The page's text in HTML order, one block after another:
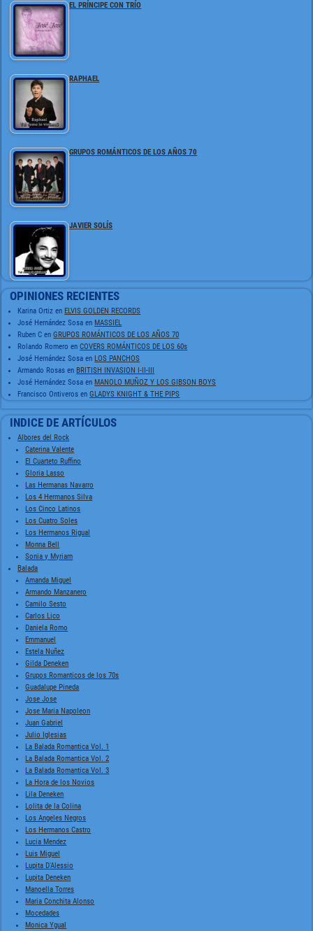
EL PRÍNCIPE CON TRÍO
RAPHAEL
GRUPOS ROMÁNTICOS DE LOS AÑOS 70
JAVIER SOLÍS
OPINIONES RECIENTES
Karina Ortiz enELVIS GOLDEN RECORDS
José Hernández Sosa enMASSIEL
Ruben C enGRUPOS ROMÁNTICOS DE LOS AÑOS 70
Rolando Romero enCOVERS ROMÁNTICOS DE LOS 60s
José Hernández Sosa enLOS PANCHOS
Armando Rosas enBRITISH INVASION I-II-III
José Hernández Sosa enMANOLO MUÑOZ Y LOS GIBSON BOYS
Francisco Ontiveros enGLADYS KNIGHT & THE PIPS
INDICE DE ARTÍCULOS
Albores del Rock
Caterina Valente
El Cuarteto Ruffino
Gloria Lasso
Las Hermanas Navarro
Los 4 Hermanos Silva
Los Cinco Latinos
Los Cuatro Soles
Los Hermanos Rigual
Monna Bell
Sonia y Myriam
Balada
Amanda Miguel
Armando Manzanero
Camilo Sesto
Carlos Lico
Daniela Romo
Emmanuel
Estela Nuñez
Gilda Deneken
Grupos Romanticos de los 70s
Guadalupe Pineda
Jose Jose
Jose Maria Napoleon
Juan Gabriel
Julio Iglesias
La Balada Romantica Vol. 1
La Balada Romantica Vol. 2
La Balada Romantica Vol. 3
La Hora de los Novios
Lila Deneken
Lolita de la Colina
Los Angeles Negros
Los Hermanos Castro
Lucia Mendez
Luis Miguel
Lupita D'Alessio
Lupita Deneken
Manoella Torres
Maria Conchita Alonso
Mocedades
Monica Ygual